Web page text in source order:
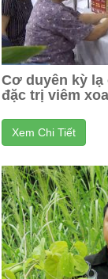
Cơ duyên kỳ lạ
đặc trị viêm
Xem Chi Tiết